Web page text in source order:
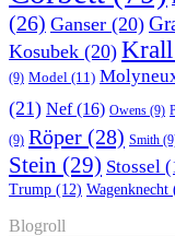
(26) Ganser (20)
Kosubek (20) Krall
(9) Model (11)
(21) Nef(16) Owens (9)
(9) Röper (28) Smith
Stein (29) Stossel
Trump (12) Wagenknecht
Blogroll